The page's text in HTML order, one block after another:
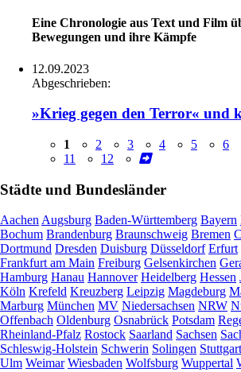
Eine Chronologie aus Text und Film
Bewegungen und ihre Kämpfe
12.09.2023
Abgeschrieben:
»Krieg gegen den Terror« und
1 2 3 4 5 6
11
12
Städte und Bundesländer
AachenAugsburg Baden-Württemberg Bayern
Bochum Brandenburg Braunschweig Bremen
Dortmund Dresden Duisburg Düsseldorf Erfurt
Frankfurt am Main Freiburg Gelsenkirchen
Hamburg Hanau Hannover Heidelberg Hessen
Köln Krefeld Kreuzberg Leipzig Magdeburg
Marburg München MV Niedersachsen NRW
Offenbach Oldenburg Osnabrück Potsdam
Rheinland-Pfalz Rostock Saarland Sachsen
Schleswig-Holstein Schwerin Solingen Stuttgart
Ulm Weimar Wiesbaden Wolfsburg Wuppertal